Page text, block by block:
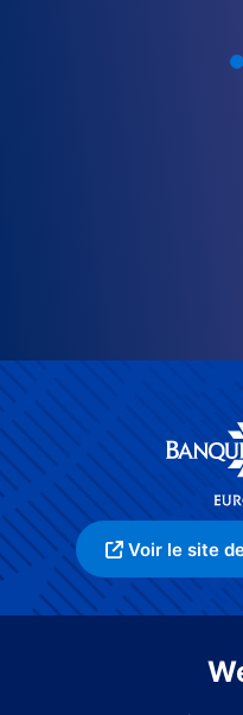
Voir le site